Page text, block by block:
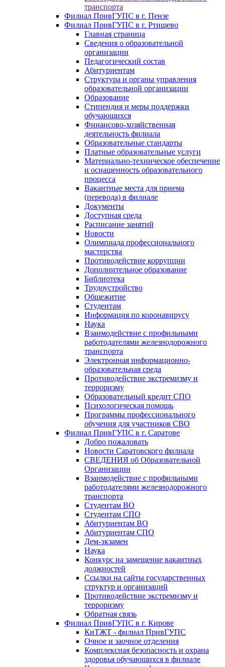
транспорта
Филиал ПривГУПС в г. Пензе
Филиал ПривГУПС в г. Ртищево
Главная страница
Сведения о образовательной
организации
Педагогический состав
Абитуриентам
Структура и органы управления
образовательной организации
Образование
Стипендия и меры поддержки
обучающихся
Финансово-хозяйственная
деятельность филиала
Образовательные стандарты
Платные образовательные услуги
Материально-техническое обеспечение
и оснащенность образовательного
процесса
Вакантные места для приема
(перевода) в филиале
Документы
Доступная среда
Расписание занятий
Новости
Олимпиада профессионального
мастерства
Противодействие коррупции
Дополнительное образование
Библиотека
Трудоустройство
Общежитие
Студентам
Информация по коронавирусу
Наука
Взаимодействие с профильными
работодателями железнодорожного
транспорта
Электронная информационно-
образовательная среда
Противодействие экстремизму и
терроризму
Образовательный кредит СПО
Психологическая помощь
Программы профессионального
обучения для участников СВО
Филиал ПривГУПС в г. Саратове
Добро пожаловать
Новости Саратовского филиала
СВЕДЕНИЯ об Образовательной
Организации
Взаимодействие с профильными
работодателями железнодорожного
транспорта
Студентам ВО
Студентам СПО
Абитуриентам ВО
Абитуриентам СПО
Дем-экзамен
Наука
Конкурс на замещение вакантных
должностей
Ссылки на сайты государственных
структур и организаций
Противодействие экстремизму и
терроризму
Обратная связь
Филиал ПривГУПС в г. Кирове
КиТЖТ - филиал ПривГУПС
Очное и заочное отделения
Комплексная безопасность и охрана
здоровья обучающихся в филиале